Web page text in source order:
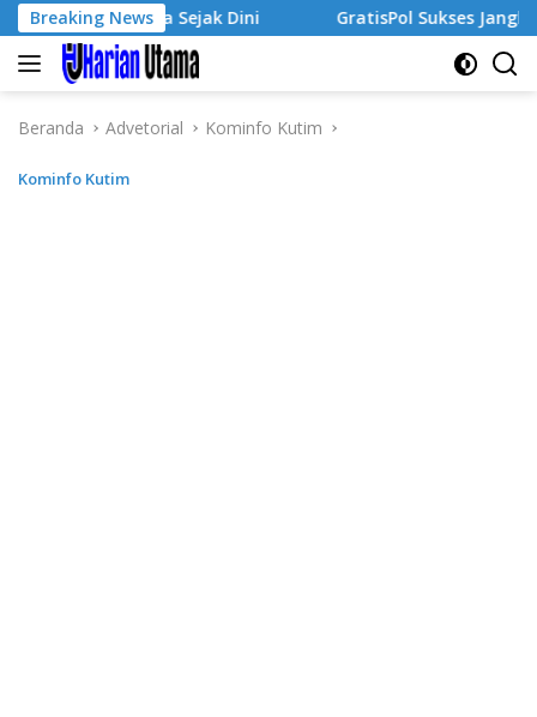
Langsung
ke
konten
Breaking News
Sejak Dini GratisPol Sukses Jangkau Puluhan
Beranda Advetorial Kominfo Kutim
Kominfo Kutim